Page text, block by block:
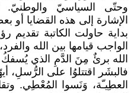
وحتّى السياسيّ والوطنيّ.
الإشارة إلى هذه القضايا أو
بداية حاولت الكاتبة تقديم
الواجب قيامها بين الله
الله برئٌ مِنَ الدَّمِ الذي
فالبشَر اقتتلوُا على الرُّسلِ،
العطِيـّة، وَنَسوا المُعْطِي.